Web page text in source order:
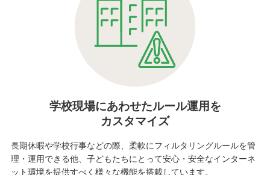
学校現場にあわせたルール運用を
カスタマイズ
長期休暇や学校行事などの際、柔軟にフィルタリングルールを管
理・運用できる他、子どもたちにとって安心・安全なインターネ
ット環境を提供すべく様々な機能を搭載しています。